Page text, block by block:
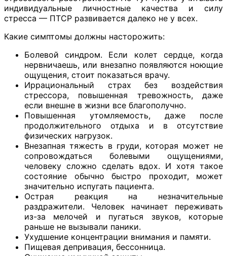
индивидуальные личностные качества и силу
стресса — ПТСР развивается далеко не у всех.
Какие симптомы должны насторожить:
Болевой синдром. Если колет сердце, когда
нервничаешь, или внезапно появляются ноющие
ощущения, стоит показаться врачу.
Иррациональный страх без воздействия
стрессора, повышенная тревожность, даже
если внешне в жизни все благополучно.
Повышенная утомляемость, даже после
продолжительного отдыха и в отсутствие
физических нагрузок.
Внезапная тяжесть в груди, которая может не
сопровождаться болевыми ощущениями,
человеку сложно сделать вдох. И хотя такое
состояние обычно быстро проходит, может
значительно испугать пациента.
Острая реакция на незначительные
раздражители. Человек начинает переживать
из-за мелочей и пугаться звуков, которые
раньше не вызывали паники.
Ухудшение концентрации внимания и памяти.
Пищевая депривация, бессонница.